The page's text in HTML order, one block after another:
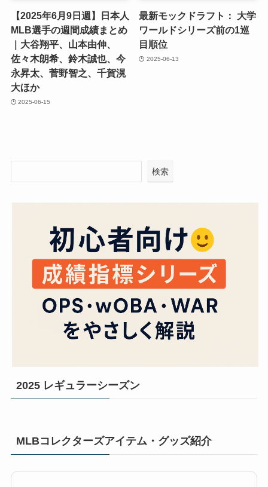
【2025年6月9日週】日本人
MLB選手の週間成績まとめ
｜大谷翔平、山本由伸、
佐々木朗希、鈴木誠也、今
永昇太、菅野智之、千賀滉
大ほか
2025-06-15
最新モックドラフト： 大学
ワールドシリーズ前の1巡
目順位
2025-06-13
検索
2025 レギュラーシーズン
MLBコレクターズアイテム・グッズ紹介